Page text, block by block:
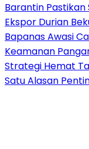
Barantin
Ekspor Durian
Bapanas Awasi
Keamanan
Strategi Hemat
Satu Alasan